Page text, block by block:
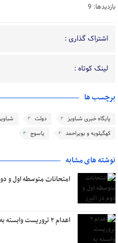
بازدیدها: 9
اشتراک گذاری :
لینک کوتاه :
برچسب ها
پایگاه خبری شباویز دولت
کهگیلویه و بویراحمد
یاسوج
نوشته های مشابه
امتحانات متوسطه اول و
اعدام ۲ تروریست وابسته به گروهک تروریستی منافقین